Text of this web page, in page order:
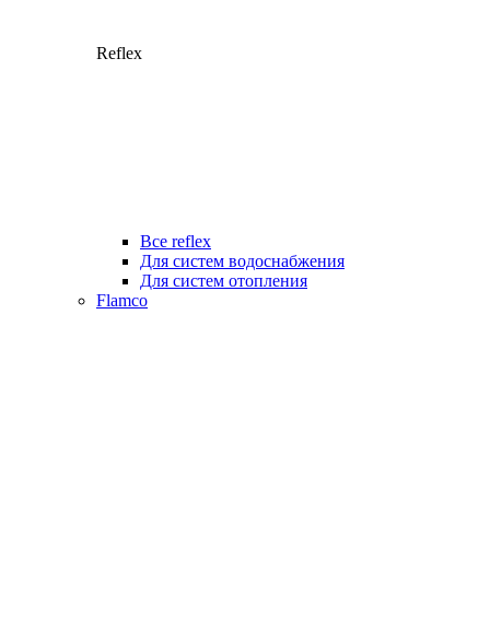
Reflex
Все reflex
Для систем водоснабжения
Для систем отопления
Flamco